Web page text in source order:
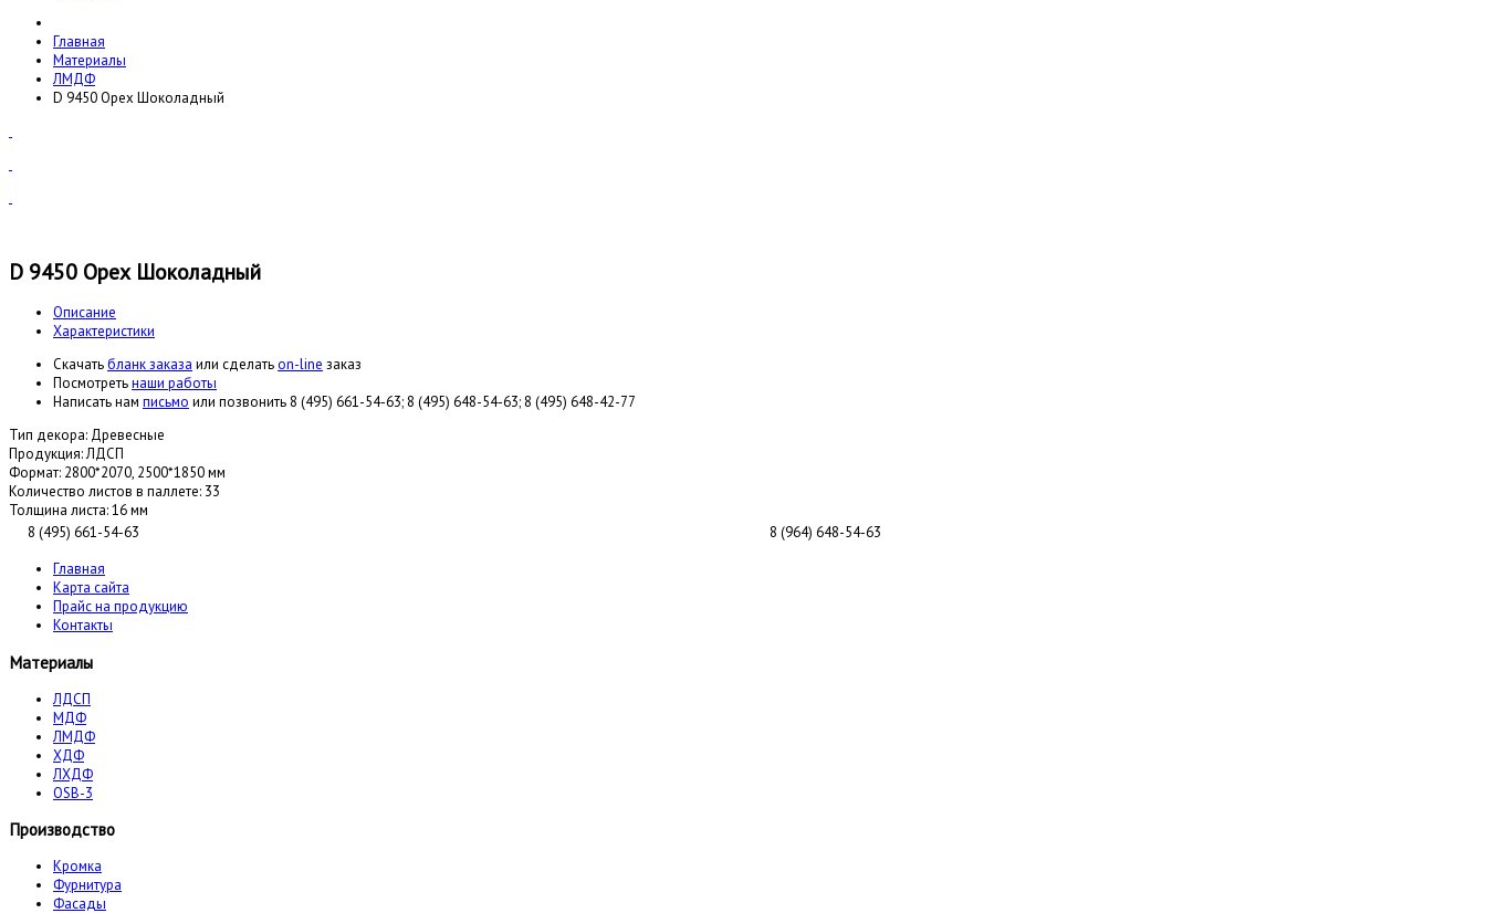
Главная
Материалы
ЛМДФ
D 9450 Орех Шоколадный
D 9450 Орех Шоколадный
Описание
Характеристики
Cкачатьбланк заказа или сделатьon-line заказ
Посмотретьнаши работы
Написать нам письмо или позвонить 8 (495) 661-54-63; 8 (495) 648-54-63; 8 (495) 648-42-77
Тип декора: Древесные
Продукция:ЛДСП
Формат: 2800*2070, 2500*1850 мм
Количество листов в паллете: 33
Толщина листа:16 мм
8 (495) 661-54-63
8 (964) 648-54-63
Главная
Карта сайта
Прайс на продукцию
Контакты
Материалы
ЛДСП
МДФ
ЛМДФ
ХДФ
ЛХДФ
OSB-3
Производство
Кромка
Фурнитура
Фасады